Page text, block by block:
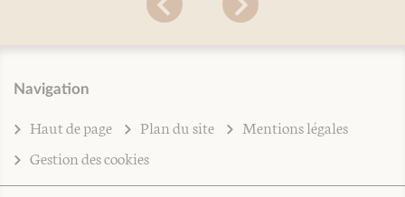
Navigation
Haut de page Plan du site
Mentions légales
Gestion des cookies